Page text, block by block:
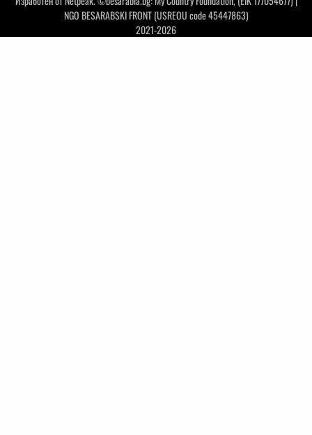
NGO BESARABSKI FRONT (USREOU code 45447863)
2021-2026